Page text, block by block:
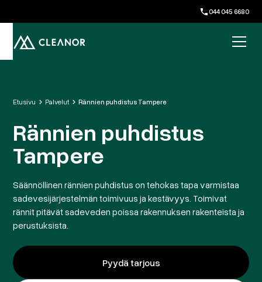
044 045 6680
Etusivu Palvelut Rännien puhdistus Tampere
Rännien puhdistus
Tampere
Säännöllinen rännien puhdistus on tehokas tapa varmistaa
sadevesijärjestelmän toimivuus ja kestävyys. Toimivat
rännit pitävät sadeveden poissa rakennuksen rakenteista ja
perustuksista.
Pyydä tarjous